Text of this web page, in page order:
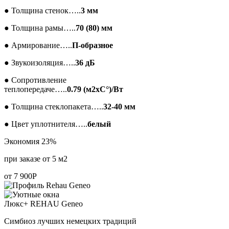
● Толщина стенок…..3 мм
● Толщина рамы…..70 (80) мм
● Армирование…..П-образное
● Звукоизоляция…..36 дБ
● Сопротивление
теплопередаче…..0.79 (м2xC°)/Вт
● Толщина стеклопакета…..32-40 мм
● Цвет уплотнителя…..белый
Экономия 23%
при заказе от 5 м2
от 7 900Р
Люкс+ REHAU Geneo
Симбиоз лучших немецких традиций